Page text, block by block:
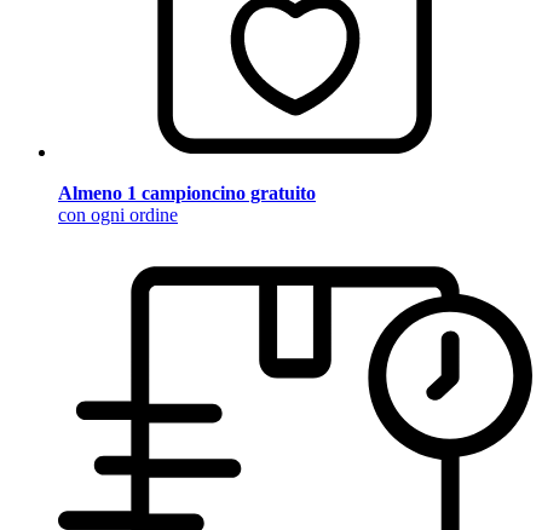
Almeno 1 campioncino gratuito
con ogni ordine